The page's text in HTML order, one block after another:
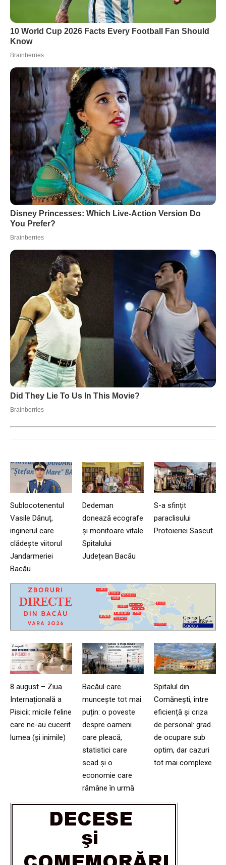
Sublocotenentul
Vasile Dănuț,
inginerul care
clădește viitorul
Jandarmeriei
Bacău
Dedeman
donează ecografe
și monitoare vitale
Spitalului
Județean Bacău
S-a sfințit
paraclisului
Protoieriei Sascut
8 august – Ziua
Internațională a
Pisicii: micile feline
care ne-au cucerit
lumea (și inimile)
Bacăul care
muncește tot mai
puțin: o poveste
despre oameni
care pleacă,
statistici care
scad și o
economie care
rămâne în urmă
Spitalul din
Comănești, între
eficiență și criza
de personal: grad
de ocupare sub
optim, dar cazuri
tot mai complexe